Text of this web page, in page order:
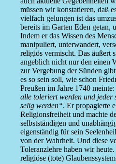
müssen wir konstatieren, daß
vielfach gelungen ist das
bereits im Garten Eden getan,
Indem er das Wissen des
manipuliert, unterwandert,
religiös vermischt. Das äußert
angeblich nicht nur den einen
zur Vergebung der Sünden
es so sein soll, wie schon
Preußen im Jahre 1740 meinte:
alle toleriert werden und jeder
selig werden“. Er propagierte
Religionsfreiheit und machte
selbstständigen und
eigenständig für sein
von der Wahrheit. Und diese
Toleranzlehre haben wir
religiöse (tote)